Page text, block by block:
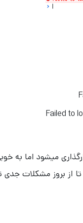
Failed to
میشود اما به
از بروز مشکلات جدی